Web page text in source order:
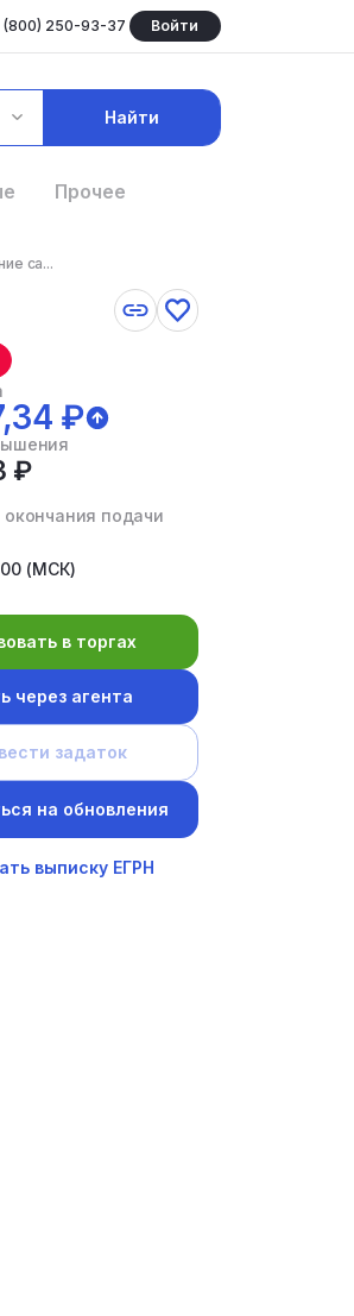
(800) 250-93-37 Войти
Найти
Прочее
са...
₽
₽
подачи
(МСК)
в торгах
через агента
задаток
на обновления
выписку ЕГРН